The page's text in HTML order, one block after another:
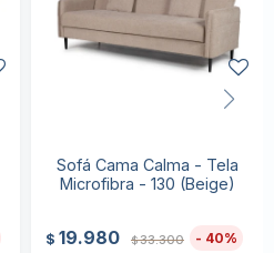
Sofá Cama Calma - Tela
Microfibra - 130 (Beige)
$ 19.980 $33.300 40